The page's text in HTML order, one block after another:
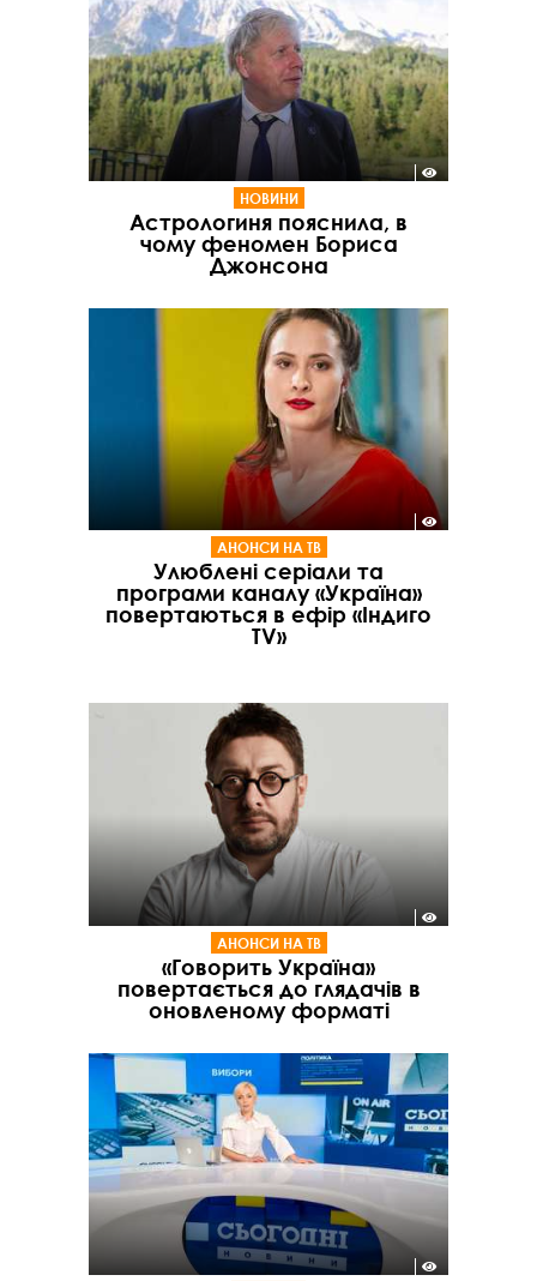
НОВИНИ
Астрологиня пояснила, в
чому феномен Бориса
Джонсона
АНОНСИ НА ТВ
Улюблені серіали та
програми каналу «Україна»
повертаються в ефір «Індиго
TV»
АНОНСИ НА ТВ
«Говорить Україна»
повертається до глядачів в
оновленому форматі